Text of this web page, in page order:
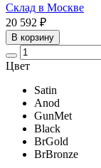
Склад в Москве
20 592 ₽
В корзину
Цвет
Satin
Anod
GunMet
Black
BrGold
BrBronze